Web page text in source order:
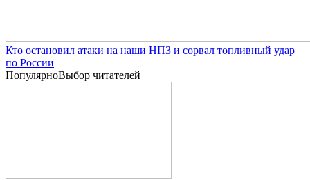
Кто остановил атаки на наши НПЗ и сорвал топливный удар
по России
ПопулярноВыбор читателей